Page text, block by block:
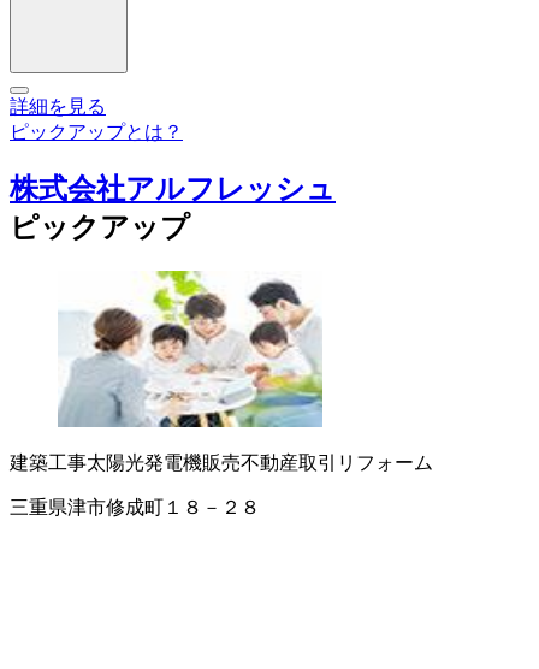
詳細を見る
ピックアップとは？
株式会社アルフレッシュ
ピックアップ
建築工事太陽光発電機販売不動産取引 リフォーム
三重県津市修成町１８－２８